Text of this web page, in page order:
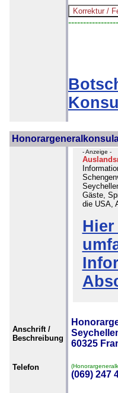
- Anzeige -
Gäste,
die USA,
Anschrift /
Beschreibung
60325
Telefon
(069) 247